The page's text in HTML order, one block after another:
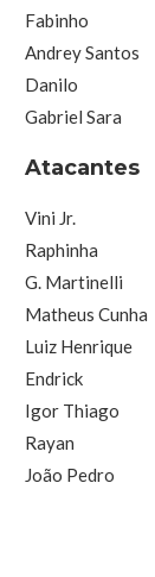
Fabinho
Andrey Santos
Danilo
Gabriel Sara
Atacantes
Vini Jr.
Raphinha
G. Martinelli
Matheus Cunha
Luiz Henrique
Endrick
Igor Thiago
Rayan
João Pedro